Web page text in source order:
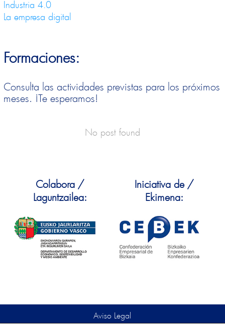
Industria 4.0
La empresa digital
Formaciones:
Consulta las actividades previstas para los próximos
meses. ¡Te esperamos!
No post found
Colabora /
Laguntzailea:
Iniciativa de /
Ekimena:
Aviso Legal